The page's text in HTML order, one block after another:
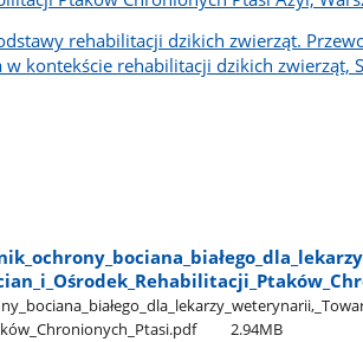
rehabilitacji dzikich zwierząt.
kontekście rehabilitacji dzikich zwierząt,
2.94MB